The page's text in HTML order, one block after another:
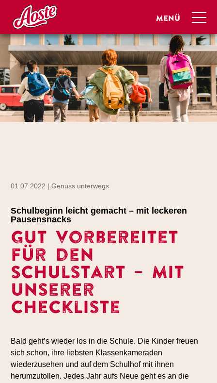
01.07.2022 | Genuss unterwegs
Schulbeginn leicht gemacht – mit leckeren
Pausensnacks
Gut vorbereitet
für den
Schulstart – mit
unserer
Checkliste
Bald geht’s wieder los in die Schule. Die Kinder freuen
sich schon, ihre liebsten Klassenkameraden
wiederzusehen und auf dem Schulhof mit ihnen
herumzutollen. Jedes Jahr aufs Neue geht es an die